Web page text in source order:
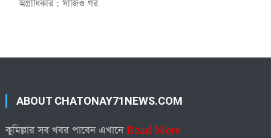
অগ্রাধিকার : সার্জিও গর
ABOUT CHATONAY71NEWS.COM
কুমিল্লার সব খবর পাবেন এখানেRead More